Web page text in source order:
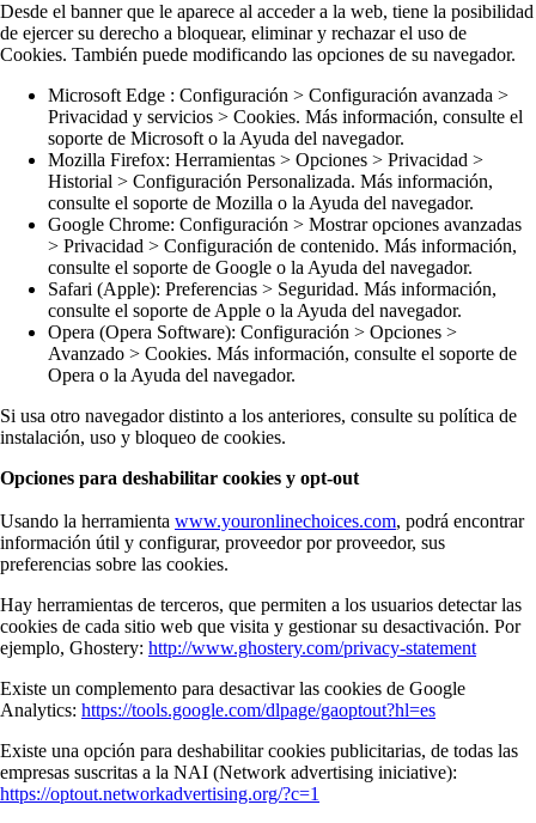
Desde el banner que le aparece al acceder a la web, tiene la posibilidad
de ejercer su derecho a bloquear, eliminar y rechazar el uso de
Cookies. También puede modificando las opciones de su navegador.
Microsoft Edge : Configuración > Configuración avanzada >
Privacidad y servicios > Cookies. Más información, consulte el
soporte de Microsoft o la Ayuda del navegador.
Mozilla Firefox: Herramientas > Opciones > Privacidad >
Historial > Configuración Personalizada. Más información,
consulte el soporte de Mozilla o la Ayuda del navegador.
Google Chrome: Configuración > Mostrar opciones avanzadas
> Privacidad > Configuración de contenido. Más información,
consulte el soporte de Google o la Ayuda del navegador.
Safari (Apple): Preferencias > Seguridad. Más información,
consulte el soporte de Apple o la Ayuda del navegador.
Opera (Opera Software): Configuración > Opciones >
Avanzado > Cookies. Más información, consulte el soporte de
Opera o la Ayuda del navegador.
Si usa otro navegador distinto a los anteriores, consulte su política de
instalación, uso y bloqueo de cookies.
Opciones para deshabilitar cookies y opt-out
Usando la herramienta www.youronlinechoices.com, podrá encontrar
información útil y configurar, proveedor por proveedor, sus
preferencias sobre las cookies.
Hay herramientas de terceros, que permiten a los usuarios detectar las
cookies de cada sitio web que visita y gestionar su desactivación. Por
ejemplo, Ghostery: http://www.ghostery.com/privacy-statement
Existe un complemento para desactivar las cookies de Google
Analytics: https://tools.google.com/dlpage/gaoptout?hl=es
Existe una opción para deshabilitar cookies publicitarias, de todas las
empresas suscritas a la NAI (Network advertising iniciative):
https://optout.networkadvertising.org/?c=1